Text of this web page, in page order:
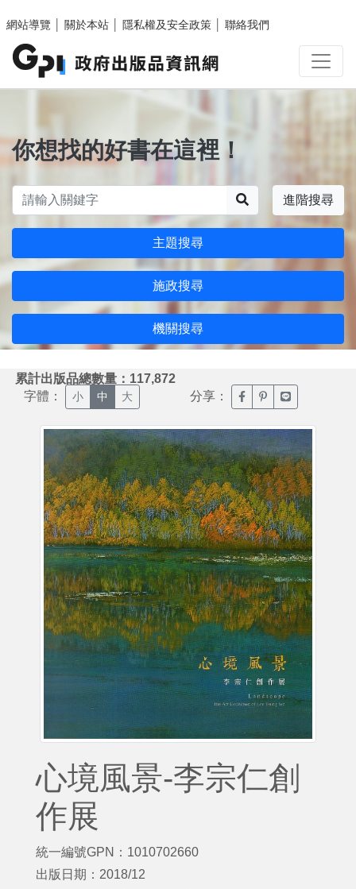
網站導覽
關於本站 隱私權及安全政策 聯絡我們
你想找的好書在這裡！
進階搜尋
主題搜尋
施政搜尋
機關搜尋
累計出版品總數量：117,872
字體： 小 中 大 分享： 臉書分享(另開新視窗)
噗浪分享(另開新
Line分享(另
心境風景-李宗仁創
作展
統一編號GPN：1010702660
出版日期：2018/12